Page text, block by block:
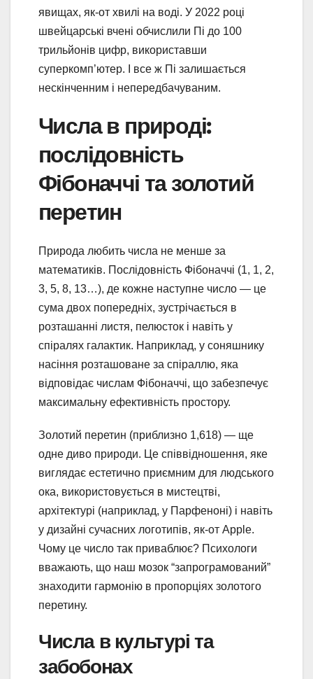
явищах, як-от хвилі на воді. У 2022 році
швейцарські вчені обчислили Пі до 100
трильйонів цифр, використавши
суперкомп’ютер. І все ж Пі залишається
нескінченним і непередбачуваним.
Числа в природі:
послідовність
Фібоначчі та золотий
перетин
Природа любить числа не менше за
математиків. Послідовність Фібоначчі (1, 1, 2,
3, 5, 8, 13…), де кожне наступне число — це
сума двох попередніх, зустрічається в
розташанні листя, пелюсток і навіть у
спіралях галактик. Наприклад, у соняшнику
насіння розташоване за спіраллю, яка
відповідає числам Фібоначчі, що забезпечує
максимальну ефективність простору.
Золотий перетин (приблизно 1,618) — ще
одне диво природи. Це співвідношення, яке
виглядає естетично приємним для людського
ока, використовується в мистецтві,
архітектурі (наприклад, у Парфеноні) і навіть
у дизайні сучасних логотипів, як-от Apple.
Чому це число так приваблює? Психологи
вважають, що наш мозок “запрограмований”
знаходити гармонію в пропорціях золотого
перетину.
Числа в культурі та
забобонах